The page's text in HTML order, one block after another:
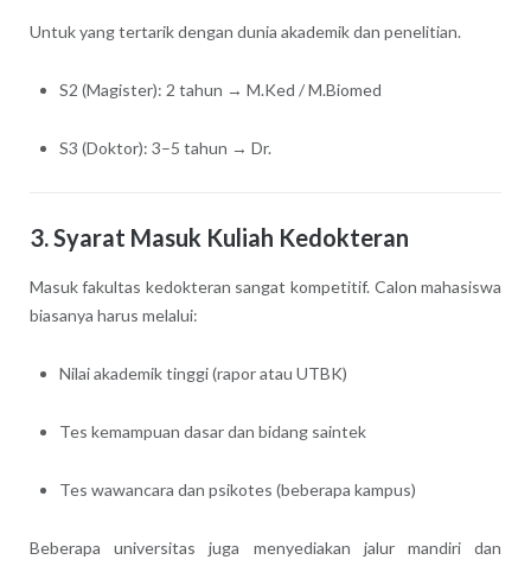
Untuk yang tertarik dengan dunia akademik dan penelitian.
S2 (Magister): 2 tahun → M.Ked / M.Biomed
S3 (Doktor): 3–5 tahun → Dr.
3. Syarat Masuk Kuliah Kedokteran
Masuk fakultas kedokteran sangat kompetitif. Calon mahasiswa
biasanya harus melalui:
Nilai akademik tinggi (rapor atau UTBK)
Tes kemampuan dasar dan bidang saintek
Tes wawancara dan psikotes (beberapa kampus)
Beberapa universitas juga menyediakan jalur mandiri dan